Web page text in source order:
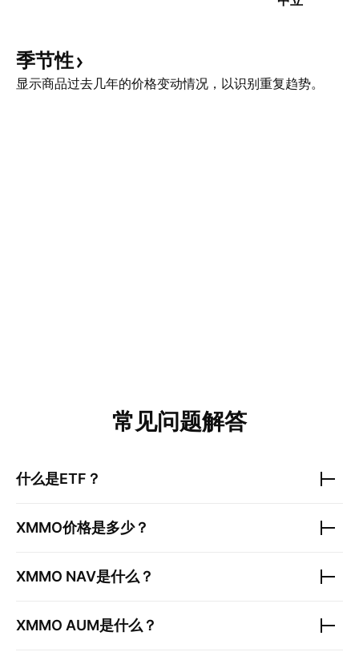
季节性
显示商品过去几年的价格变动情况，以识别重复趋势。
常见问题解答
什么是ETF？
XMMO价格是多少？
XMMO NAV是什么？
XMMO AUM是什么？